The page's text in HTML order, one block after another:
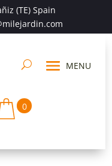
(TE) Spain
0